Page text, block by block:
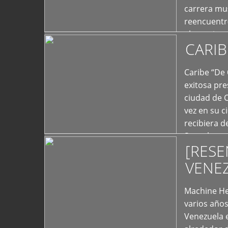
carrera
el exterior
Caribe
exitosa
ciudad de
vez en su
recibiera
Store los
Machine
varios
Venezuela